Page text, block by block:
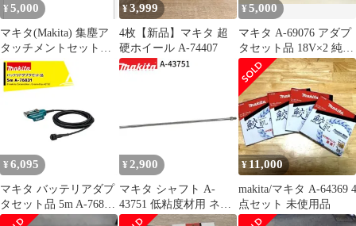
¥ 5,000
マキタ(Makita) 集塵ア
タッチメントセット品
196860-7
¥3,999
4枚【新品】マキタ 超
硬ホイール A-74407
¥5,000
マキタ A-69076 アダプ
タセット品 18V×2 純正
品
¥ 6,095
マキタ バッテリアダプ
タセット品 5m A-76831
適用モデル：UP180D
¥ 2,900
マキタ シャフト A-
43751 低粘度材用 ネジ
込み式 M12 カクハン機
¥ 11,000
makita/マキタ A-64369 4
点セット 未使用品